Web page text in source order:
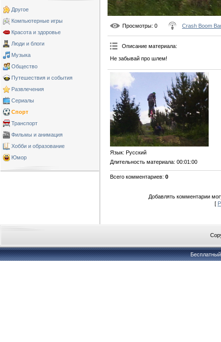
Другое
Компьютерные игры
Красота и здоровье
Люди и блоги
Музыка
Общество
Путешествия и события
Развлечения
Сериалы
Спорт
Транспорт
Фильмы и анимация
Хобби и образование
Юмор
Просмотры: 0 Crash Boom
Описание материала:
Не забывай про шлем!
Язык: Русский
Длительность материала: 00:01:00
Всего комментариев: 0
Добавлять комментарии
[